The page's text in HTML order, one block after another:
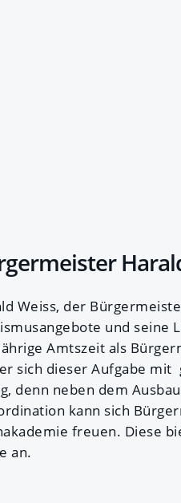
Weiss, der
und seine
Amtszeit als
sich dieser Aufgabe
denn neben dem
kann sich
freuen. Diese
an.